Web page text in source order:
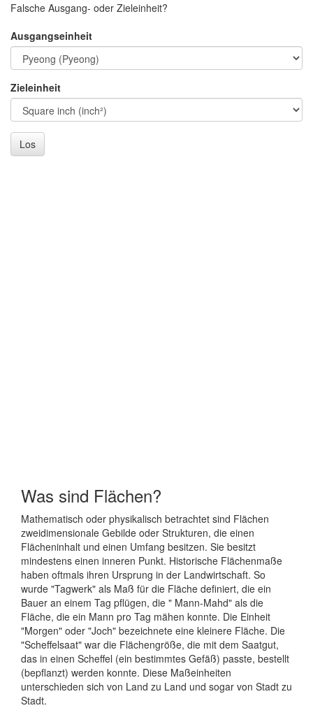
Falsche Ausgang- oder Zieleinheit?
Ausgangseinheit
Zieleinheit
Los
Was sind Flächen?
Mathematisch oder physikalisch betrachtet sind Flächen
zweidimensionale Gebilde oder Strukturen, die einen
Flächeninhalt und einen Umfang besitzen. Sie besitzt
mindestens einen inneren Punkt. Historische Flächenmaße
haben oftmals ihren Ursprung in der Landwirtschaft. So
wurde "Tagwerk" als Maß für die Fläche definiert, die ein
Bauer an einem Tag pflügen, die " Mann-Mahd" als die
Fläche, die ein Mann pro Tag mähen konnte. Die Einheit
"Morgen" oder "Joch" bezeichnete eine kleinere Fläche. Die
"Scheffelsaat" war die Flächengröße, die mit dem Saatgut,
das in einen Scheffel (ein bestimmtes Gefäß) passte, bestellt
(bepflanzt) werden konnte. Diese Maßeinheiten
unterschieden sich von Land zu Land und sogar von Stadt zu
Stadt.